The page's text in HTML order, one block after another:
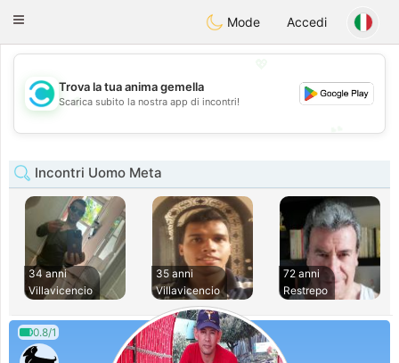
olombiaCitas
Toggle
Mode Accedi
💖
💕
Trova la tua anima gemella
Scarica subito la nostra app di incontri!
Incontri Uomo Meta
34 anni
Villavicencio
35 anni
Villavicencio
72 anni
Restrepo
0.8/1